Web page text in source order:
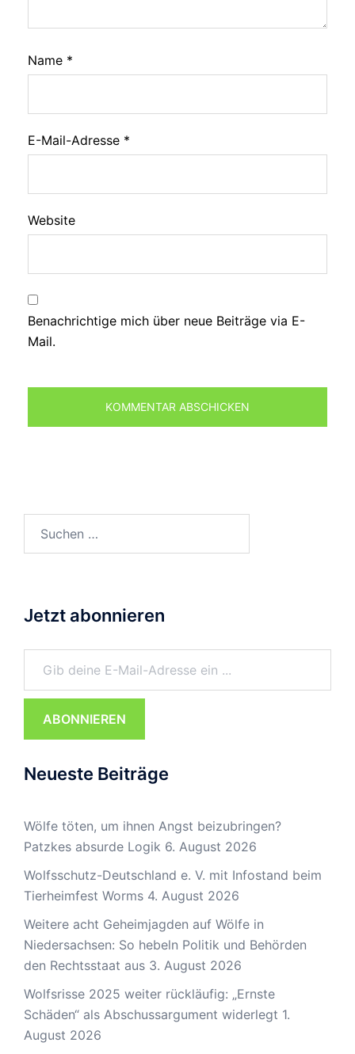
Name *
E-Mail-Adresse *
Website
Benachrichtige mich über neue Beiträge via E-
Mail.
nach:
Jetzt abonnieren
Gib deine E-Mail-Adresse ein ...
ABONNIEREN
Neueste Beiträge
Wölfe töten, um ihnen Angst beizubringen?
Patzkes absurde Logik 6. August 2026
Wolfsschutz-Deutschland e. V. mit Infostand beim
Tierheimfest Worms 4. August 2026
Weitere acht Geheimjagden auf Wölfe in
Niedersachsen: So hebeln Politik und Behörden
den Rechtsstaat aus 3. August 2026
Wolfsrisse 2025 weiter rückläufig: „Ernste
Schäden“ als Abschussargument widerlegt 1.
August 2026